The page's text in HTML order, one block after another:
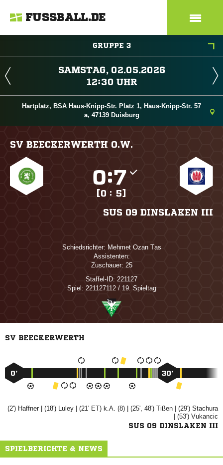
FUSSBALL.DE
GRUPPE 3
 
 
Hartplatz, BSA Haus-Knipp-Str. Platz 1, Haus-Knipp-Str. 57
a, 47139 Duisburg
SV BEECKERWERTH O.W.
:
[0 : 5]
SUS 09 DINSLAKEN III
Schiedsrichter:   
Assistenten:
Zuschauer: 25
Staffel-ID: 221127
Spiel: 221127112 / 19. Spieltag
SV BEECKERWERTH
0’ 30’
(2') | (18')  | (21' ET) k.A. (8) | (25', 48')  | (29') 
| (53') 
SUS 09 DINSLAKEN III
SPIELBERICHTE & NEWS